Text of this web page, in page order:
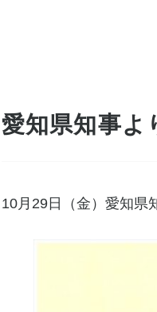
愛知県知事よ
10月29日（金）愛知県